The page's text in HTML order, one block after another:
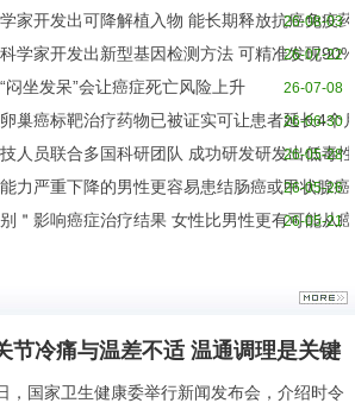
家开发出可降解植入物 能长期释放抗癌免疫药
26-08-03
学家开发出新型基因检测方法 可精准发现
26-07-22
闷坐发呆”会让癌症死亡风险上升 26-07-08
巢癌标靶治疗药物已被证实可让患者延长4个
26-06-30
人员联合多国科研团队 成功研发研发出低毒
26-05-28
力严重下降的男性更容易患结肠癌或甲状腺癌
26-05-26
别＂影响癌症治疗结果 女性比男性更有可能从
26-05-21
节冷痛与温差不适 温通调理是关键
，国家卫生健康委举行新闻发布会，介绍时令